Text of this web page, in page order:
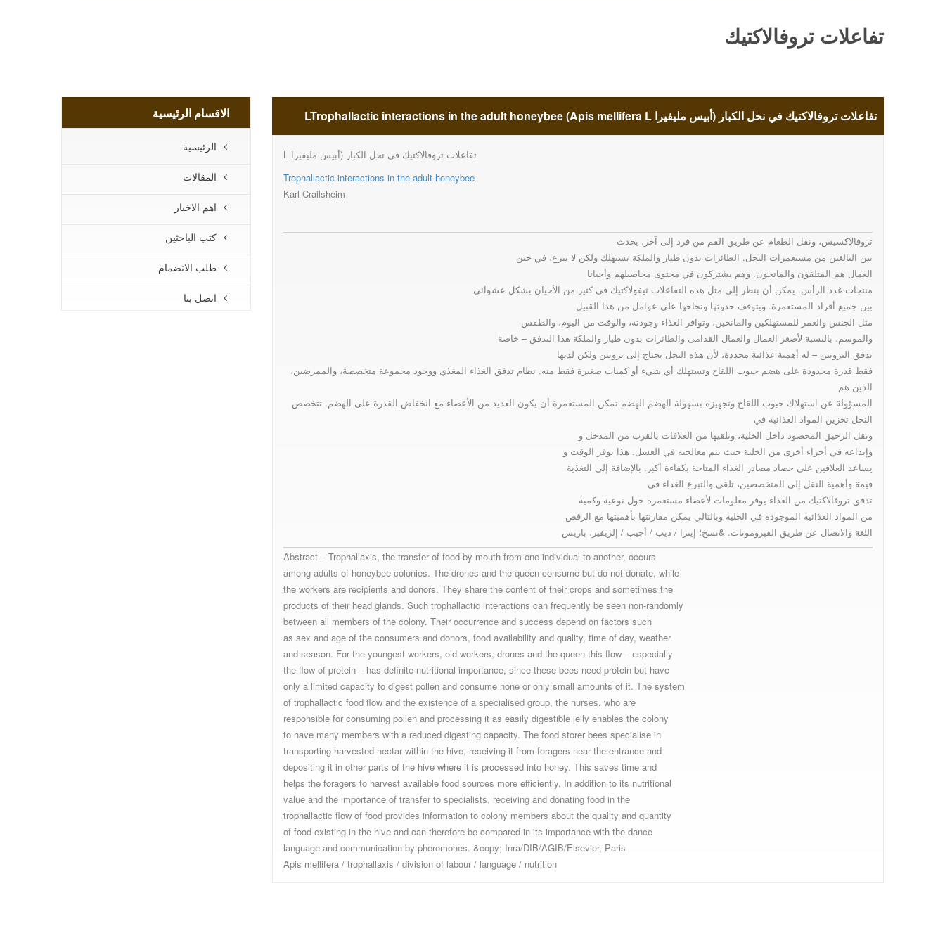
تفاعلات تروفالاكتيك
مليفيرا
interactions in the
adult honeybee
(Apis mellifera L
تفاعلات تروفالاكتيك في نحل الكبار (أبيس مليفيرا LTrophallactic interactions in the adult honeybee (Apis mellifera L
تفاعلات تروفالاكتيك في نحل الكبار (أبيس مليفيرا L
Trophallactic interactions in the adult honeybee
Karl Crailsheim
تروفالاكسيس، ونقل الطعام عن طريق الفم من فرد إلى آخر، يحدث
بين البالغين من مستعمرات النحل. الطائرات بدون طيار والملكة تستهلك ولكن لا تبرع، في حين
العمال هم المتلقون والمانحون. وهم يشتركون في محتوى محاصيلهم وأحيانا
منتجات غدد الرأس. يمكن أن ينظر إلى مثل هذه التفاعلات ثيفولاكتيك في كثير من الأحيان بشكل عشوائي
بين جميع أفراد المستعمرة. ويتوقف حدوثها ونجاحها على عوامل من هذا القبيل
مثل الجنس والعمر للمستهلكين والمانحين، وتوافر الغذاء وجودته، والوقت من اليوم، والطقس
والموسم. بالنسبة لأصغر العمال والعمال القدامى والطائرات بدون طيار والملكة هذا التدفق – خاصة
تدفق البروتين – له أهمية غذائية محددة، لأن هذه النحل تحتاج إلى بروتين ولكن لديها
فقط قدرة محدودة على هضم حبوب اللقاح وتستهلك أي شيء أو كميات صغيرة فقط منه. نظام تدفق الغذاء المغذي ووجود مجموعة متخصصة، والممرضين،
الذين هم
المسؤولة عن استهلاك حبوب اللقاح وتجهيزه بسهولة الهضم الهضم تمكن المستعمرة أن يكون العديد من الأعضاء مع انخفاض القدرة على الهضم. تتخصص
النحل تخزين المواد الغذائية في
ونقل الرحيق المحصود داخل الخلية، وتلقيها من العلافات بالقرب من المدخل و
وإيداعه في أجزاء أخرى من الخلية حيث تتم معالجته في العسل. هذا يوفر الوقت و
يساعد العلافين على حصاد مصادر الغذاء المتاحة بكفاءة أكبر. بالإضافة إلى التغذية
قيمة وأهمية النقل إلى المتخصصين، تلقي والتبرع الغذاء في
تدفق تروفالاكتيك من الغذاء يوفر معلومات لأعضاء مستعمرة حول نوعية وكمية
من المواد الغذائية الموجودة في الخلية وبالتالي يمكن مقارنتها بأهميتها مع الرقص
اللغة والاتصال عن طريق الفيرومونات. &نسخ؛ إينرا / ديب / أجيب / إلزيفير، باريس
Abstract – Trophallaxis, the transfer of food by mouth from one individual to another, occurs
among adults of honeybee colonies. The drones and the queen consume but do not donate, while
the workers are recipients and donors. They share the content of their crops and sometimes the
products of their head glands. Such trophallactic interactions can frequently be seen non-randomly
between all members of the colony. Their occurrence and success depend on factors such
as sex and age of the consumers and donors, food availability and quality, time of day, weather
and season. For the youngest workers, old workers, drones and the queen this flow – especially
the flow of protein – has definite nutritional importance, since these bees need protein but have
only a limited capacity to digest pollen and consume none or only small amounts of it. The system
of trophallactic food flow and the existence of a specialised group, the nurses, who are
responsible for consuming pollen and processing it as easily digestible jelly enables the colony
to have many members with a reduced digesting capacity. The food storer bees specialise in
transporting harvested nectar within the hive, receiving it from foragers near the entrance and
depositing it in other parts of the hive where it is processed into honey. This saves time and
helps the foragers to harvest available food sources more efficiently. In addition to its nutritional
value and the importance of transfer to specialists, receiving and donating food in the
trophallactic flow of food provides information to colony members about the quality and quantity
of food existing in the hive and can therefore be compared in its importance with the dance
language and communication by pheromones. &copy; Inra/DIB/AGIB/Elsevier, Paris
Apis mellifera / trophallaxis / division of labour / language / nutrition
الاقسام الرئيسية
الرئيسية
المقالات
اهم الاخبار
كتب الباحثين
طلب الانضمام
اتصل بنا